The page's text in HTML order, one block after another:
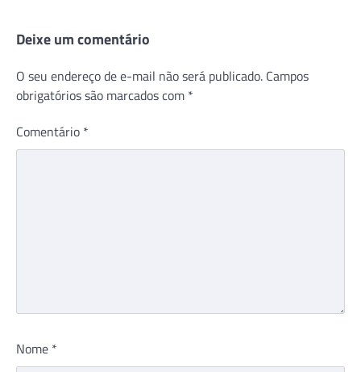
Deixe um comentário
O seu endereço de e-mail não será publicado. Campos
obrigatórios são marcados com *
Comentário *
Nome *